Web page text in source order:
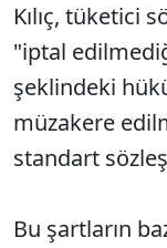
Kılıç, tüketici
"iptal
şeklindeki
müzakere
standart
Bu şartların